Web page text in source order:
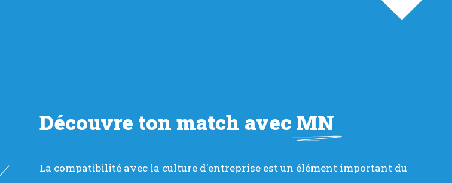
Découvre ton match avec MN
La compatibilité avec la culture d'entreprise est un élément important du